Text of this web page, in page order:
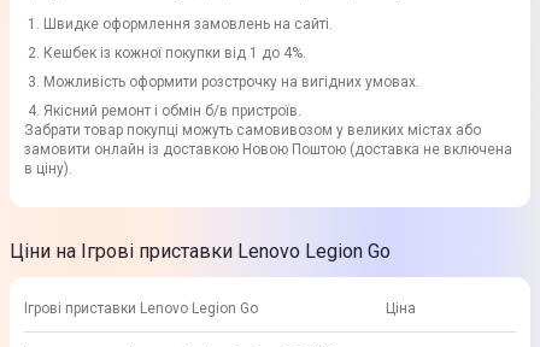
Швидке оформлення замовлень на сайті.
Кешбек із кожної покупки від 1 до 4%.
Можливість оформити розстрочку на вигідних умовах.
Якісний ремонт і обмін б/в пристроїв.
Забрати товар покупці можуть самовивозом у великих містах або
замовити онлайн із доставкою Новою Поштою (доставка не включена
в ціну).
Ціни на Ігрові приставки Lenovo Legion Go
Ігрові приставки Lenovo Legion Go Ціна